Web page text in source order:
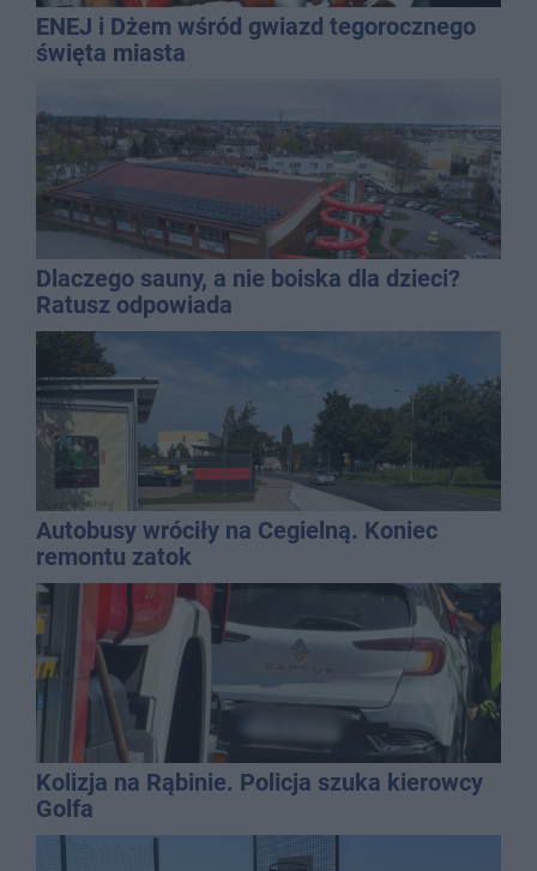
ENEJ i Dżem wśród gwiazd tegorocznego
święta miasta
Dlaczego sauny, a nie boiska dla dzieci?
Ratusz odpowiada
Autobusy wróciły na Cegielną. Koniec
remontu zatok
Kolizja na Rąbinie. Policja szuka kierowcy
Golfa